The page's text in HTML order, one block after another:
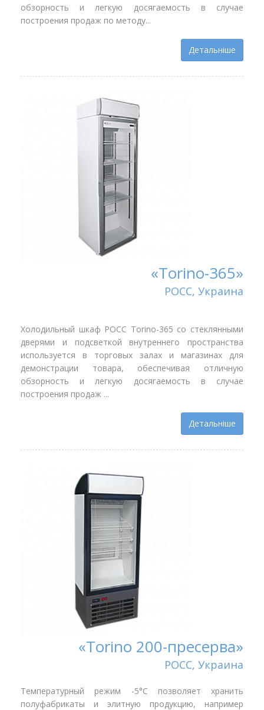
обзорность и легкую досягаемость в случае
построения продаж по методу...
Детальніше
«Torino-365»
РОСС, Украина
Холодильный шкаф РОСС Torino-365 со стеклянными
дверями и подсветкой внутреннего пространства
используется в торговых залах и магазинах для
демонстрации товара, обеспечивая отличную
обзорность и легкую досягаемость в случае
построения продаж ...
Детальніше
«Torino 200-пресерва»
РОСС, Украина
Температурный режим -5°С позволяет хранить
полуфабрикаты и элитную продукцию, например